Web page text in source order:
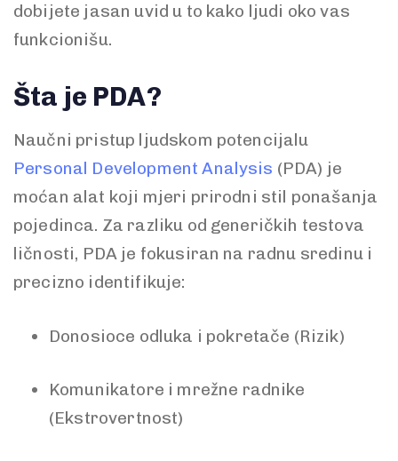
dobijete jasan uvid u to kako ljudi oko vas
funkcionišu.
Šta je PDA?
Naučni pristup ljudskom potencijalu
Personal Development Analysis (PDA) je
moćan alat koji mjeri prirodni stil ponašanja
pojedinca. Za razliku od generičkih testova
ličnosti, PDA je fokusiran na radnu sredinu i
precizno identifikuje:
Donosioce odluka i pokretače (Rizik)
Komunikatore i mrežne radnike
(Ekstrovertnost)